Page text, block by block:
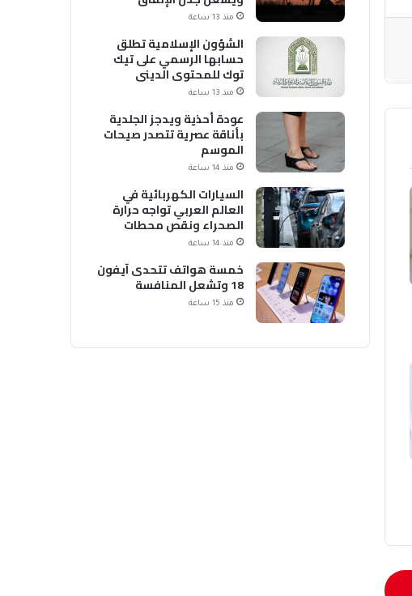
منذ 13 ساعة
الشؤون الإسلامية تطلق
حسابها الرسمي على تيك
توك للمحتوى الديني
منذ 13 ساعة
عودة أحذية ويدجز الجلدية
بأناقة عصرية تتصدر صيحات
الموسم
منذ 14 ساعة
السيارات الكهربائية في
العالم العربي تواجه حرارة
الصحراء ونقص محطات
الشحن
منذ 14 ساعة
خمسة هواتف تتحدى آيفون
18 وتشعل المنافسة
منذ 15 ساعة